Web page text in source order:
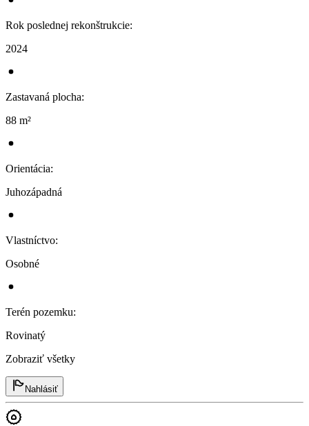
Rok poslednej rekonštrukcie:
2024
Zastavaná plocha:
88 m²
Orientácia:
Juhozápadná
Vlastníctvo:
Osobné
Terén pozemku:
Rovinatý
Zobraziť všetky
Nahlásiť